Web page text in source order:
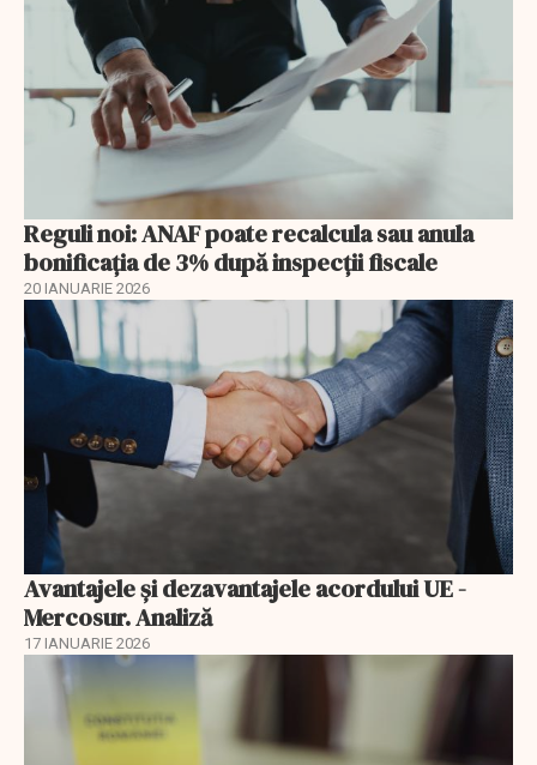
Reguli noi: ANAF poate recalcula sau anula
bonificația de 3% după inspecții fiscale
20 IANUARIE 2026
Avantajele şi dezavantajele acordului UE -
Mercosur. Analiză
17 IANUARIE 2026